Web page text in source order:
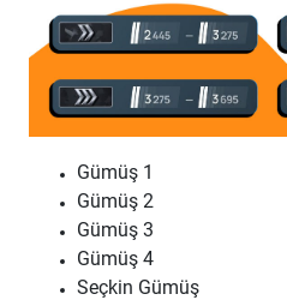
Gümüş 1
Gümüş 2
Gümüş 3
Gümüş 4
Seçkin Gümüş